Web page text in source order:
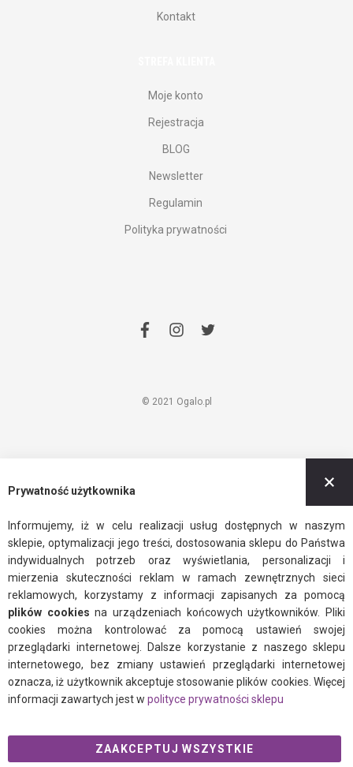
Kontakt
Moje konto
Rejestracja
BLOG
Newsletter
Regulamin
Polityka prywatności
facebook
instagram
twitter
© 2021 Ogalo.pl
Prywatność użytkownika
Informujemy, iż w celu realizacji usług dostępnych w naszym
sklepie, optymalizacji jego treści, dostosowania sklepu do Państwa
indywidualnych potrzeb oraz wyświetlania, personalizacji i
mierzenia skuteczności reklam w ramach zewnętrznych sieci
reklamowych, korzystamy z informacji zapisanych za pomocą
plików cookiesna urządzeniach końcowych użytkowników. Pliki
cookies można kontrolować za pomocą ustawień swojej
przeglądarki internetowej. Dalsze korzystanie z naszego sklepu
internetowego, bez zmiany ustawień przeglądarki internetowej
oznacza, iż użytkownik akceptuje stosowanie plików cookies. Więcej
informacji zawartych jest w polityce prywatności sklepu
ZAAKCEPTUJ WSZYSTKIE